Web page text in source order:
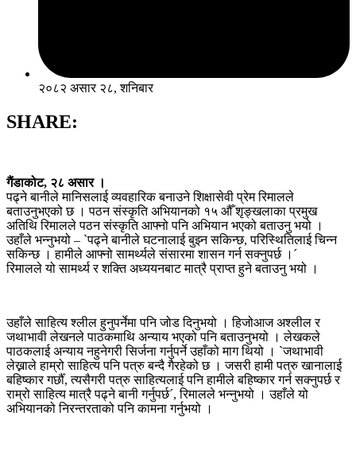
२०८२ असार २८, शनिबार
SHARE:
गैंडाकोट, २८ असार ।
पढ्ने बानीले मानिसलाई व्यवहारिक बनाउने शिक्षासेवी प्रेम रिमालले
बताउनुभएको छ । पठन संस्कृति अभियानको १५ औँ शृङ्खलाका प्रमुख
अतिथि रिमालले पठन संस्कृति आफ्नो पनि अभियान भएको बताउनु भयो ।
उहाँले भन्नुभयो – `पढ्ने बानीले घटनालाई बुझ्न सकिन्छ, परिस्थितिलाई चिन्न
सकिन्छ । हामीले आफ्नो सामर्थ्यले संसारमा शासन गर्न सक्नुपर्छ ।´
रिमालले यो सामर्थ्य र शक्ति अध्ययनबाट मात्रै प्राप्त हुने बताउनु भयो ।
उहाँले साहित्य श्लील हुनुपर्नेमा पनि जोड दिनुभयो । हिजोआज अश्लील र
जथाभावी लेखनले पाठकमाथि अन्याय भएको पनि बताउनुभयो । लेखकले
पाठकलाई अन्याय नहुनेगरी सिर्जना गर्नुपर्ने उहाँको माग थियो । `जथाभावी
लेख्नाले हाम्रो साहित्य पनि पत्रु बन्दै गैरहेको छ । जसरी हामी पत्रु खानालाई
बहिष्कार गर्छौँ, त्यसैगरी पत्रु साहित्यलाई पनि हामीले बहिष्कार गर्न सक्नुपर्छ र
राम्रो साहित्य मात्रै पढ्ने बानी गर्नुपर्छ´, रिमालले भन्नुभयो । उहाँले यो
अभियानको निरन्तरताको पनि कामना गर्नुभयो ।